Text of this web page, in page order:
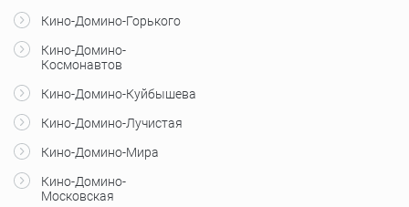
Кино-Домино-Горького
Кино-Домино-
Космонавтов
Кино-Домино-Куйбышева
Кино-Домино-Лучистая
Кино-Домино-Мира
Кино-Домино-
Московская